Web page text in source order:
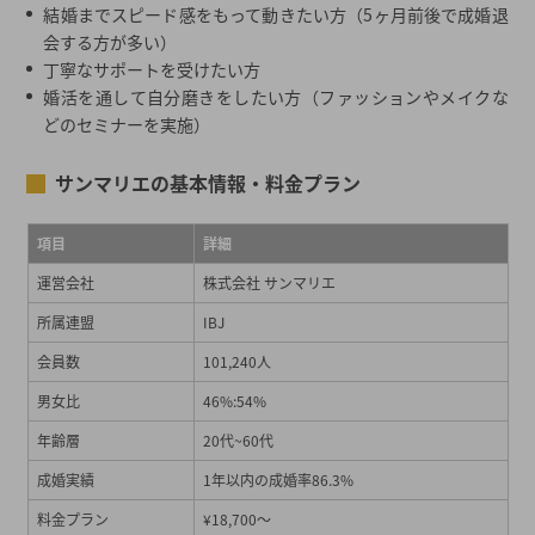
結婚までスピード感をもって動きたい方（5ヶ月前後で成婚退
会する方が多い）
丁寧なサポートを受けたい方
婚活を通して自分磨きをしたい方（ファッションやメイクな
どのセミナーを実施）
サンマリエの基本情報・料金プラン
項目
詳細
運営会社
株式会社 サンマリエ
所属連盟
IBJ
会員数
101,240人
男女比
46%:54%
年齢層
20代~60代
成婚実績
1年以内の成婚率86.3%
料金プラン
¥18,700～